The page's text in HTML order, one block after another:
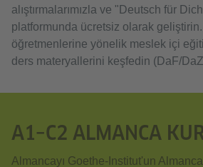
alıştırmalarımızla ve "Deutsch für
platformunda ücretsiz olarak
öğretmenlerine yönelik meslek içi
ders materyallerini keşfedin (DaF/
A1–C2 ALMANCA
Almancayı Goethe-Institut'un